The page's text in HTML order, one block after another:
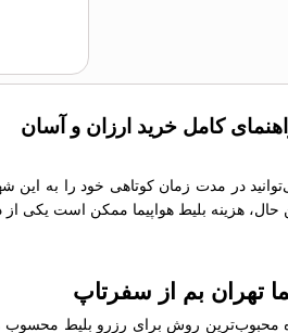
کامل خرید ارزان و آسان
در مدت زمان کوتاهی خود را به
حال، هزینه بلیط هواپیما ممکن است یکی
تهران بم از سفرتاپ
محبوب‌ترین روش برای رزرو بلیط محسوب